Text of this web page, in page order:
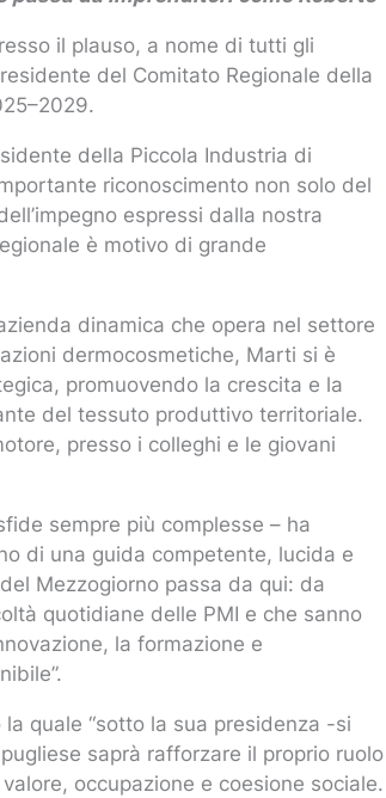
il plauso, a nome di tutti gli
del Comitato Regionale della
della Piccola Industria di
riconoscimento non solo del
espressi dalla nostra
è motivo di grande
dinamica che opera nel settore
dermocosmetiche, Marti si è
promuovendo la crescita e la
del tessuto produttivo territoriale.
presso i colleghi e le giovani
sempre più complesse – ha
di una guida competente, lucida e
Mezzogiorno passa da qui: da
quotidiane delle PMI e che sanno
la formazione e
quale “sotto la sua presidenza -si
saprà rafforzare il proprio ruolo
occupazione e coesione sociale.